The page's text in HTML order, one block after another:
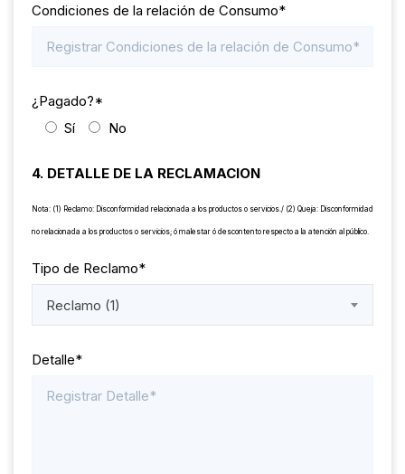
Condiciones de la relación de Consumo*
¿Pagado?*
Sí
No
4. DETALLE DE LA RECLAMACION
Nota: (1) Reclamo: Disconformidad relacionada a los productos o servicios./ (2) Queja: Disconformidad
no relacionada a los productos o servicios; ó malestar ó descontento respecto a la atención al público.
Tipo de Reclamo*
Reclamo (1)
Detalle*